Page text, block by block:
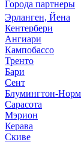
Города партнеры
Эрланген, Йена
Кентербери
Ангиари
Кампобассо
Тренто
Бари
Сент
Блумингтон-
Сарасота
Мэрион
Керава
Скиве